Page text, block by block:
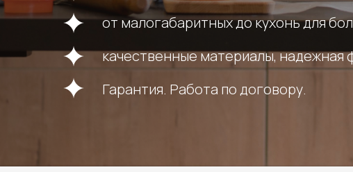
от малогабаритных до кухонь для
качественные материалы, надежная
Гарантия. Работа по договору.